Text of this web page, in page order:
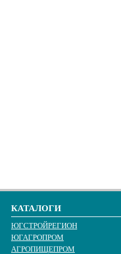
КАТАЛОГИ
ЮГСТРОЙРЕГИОН
ЮГАГРОПРОМ
АГРОПИЩЕПРОМ